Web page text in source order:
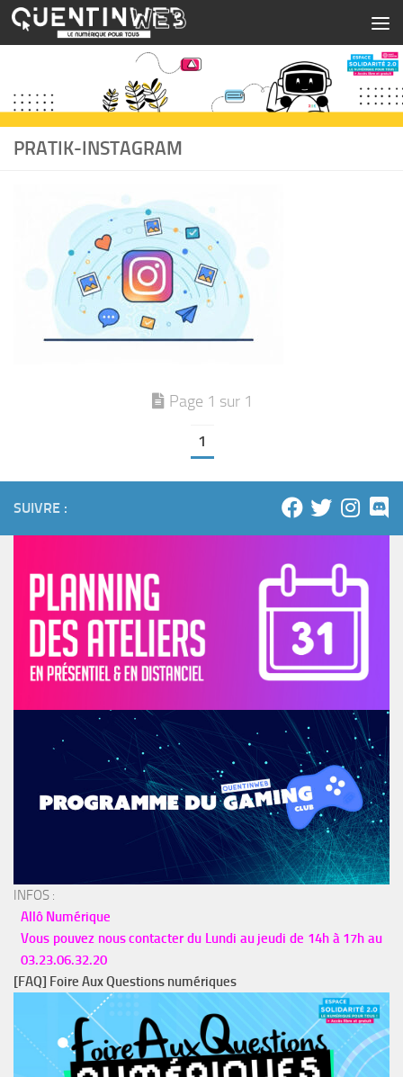
Skip to content
PRATIK-INSTAGRAM
Page 1 sur 1
1
SUIVRE :
INFOS :
Allô Numérique
Vous pouvez nous contacter du Lundi au jeudi de 14h à 17h au
03.23.06.32.20
[FAQ] Foire Aux Questions numériques